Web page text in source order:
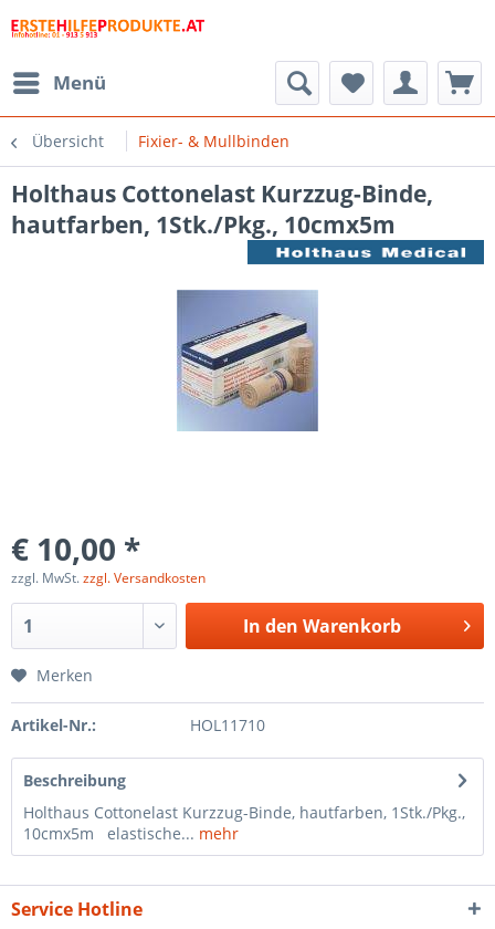
Menü
Übersicht Fixier- & Mullbinden
Holthaus Cottonelast Kurzzug-Binde,
hautfarben, 1Stk./Pkg., 10cmx5m
€ 10,00 *
zzgl. MwSt.zzgl. Versandkosten
In den Warenkorb
Merken
Artikel-Nr.: HOL11710
Beschreibung
Holthaus Cottonelast Kurzzug-Binde, hautfarben, 1Stk./Pkg.,
10cmx5m elastische... mehr
Service Hotline